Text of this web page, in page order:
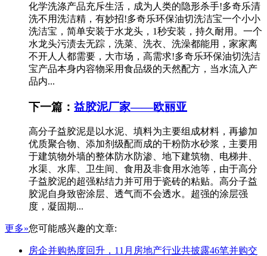
化学洗涤产品充斥生活，成为人类的隐形杀手!多奇乐清
洗不用洗洁精，有妙招!多奇乐环保油切洗洁宝一个小小
洗洁宝，简单安装于水龙头，1秒安装，持久耐用。一个
水龙头污渍去无踪，洗菜、洗衣、洗澡都能用，家家离
不开人人都需要，大市场，高需求!多奇乐环保油切洗洁
宝产品本身内容物采用食品级的天然配方，当水流入产
品内...
下一篇： 益胶泥厂家——欧丽亚
高分子益胶泥是以水泥、填料为主要组成材料，再掺加
优质聚合物、添加剂级配而成的干粉防水砂浆，主要用
于建筑物外墙的整体防水防渗、地下建筑物、电梯井、
水渠、水库、卫生间、食用及非食用水池等，由于高分
子益胶泥的超强粘结力并可用于瓷砖的粘贴。高分子益
胶泥自身致密涂层、透气而不会透水。超强的涂层强
度，凝固期...
更多»您可能感兴趣的文章:
房企并购热度回升，11月房地产行业共披露46笔并购交